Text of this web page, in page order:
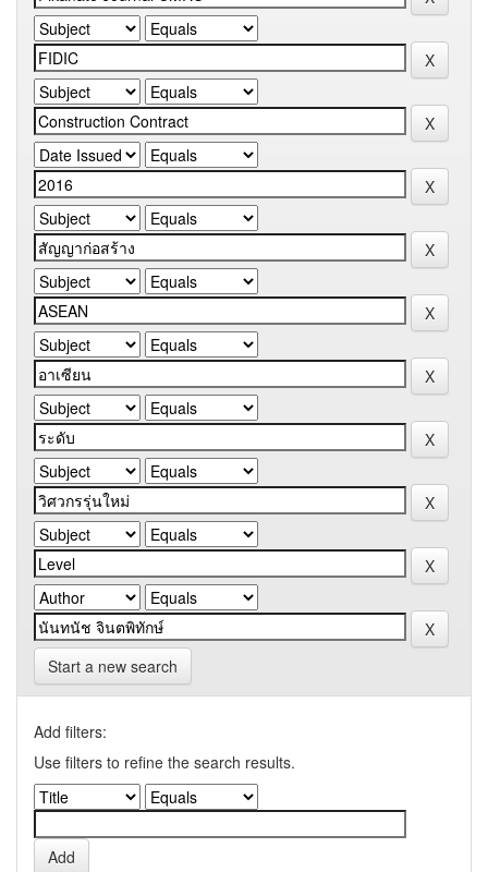
Start a new search
Add filters:
Use filters to refine the search results.